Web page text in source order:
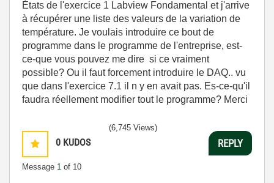
États de l'exercice 1 Labview Fondamental et j'arrive
à récupérer une liste des valeurs de la variation de
température. Je voulais introduire ce bout de
programme dans le programme de l'entreprise, est-
ce-que vous pouvez me dire si ce vraiment
possible? Ou il faut forcement introduire le DAQ.. vu
que dans l'exercice 7.1 il n y en avait pas. Es-ce-qu'il
faudra réellement modifier tout le programme? Merci
0 KUDOS
Message 1 of 10
(6,745 Views)
REPLY